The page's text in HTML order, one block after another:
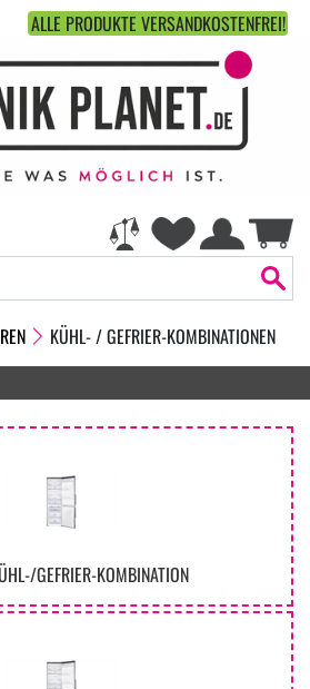
ALLE PRODUKTE VERSANDKOSTENFREI!
KÜHL- / GEFRIER-KOMBINATIONEN
GEFRIER-KOMBINATION